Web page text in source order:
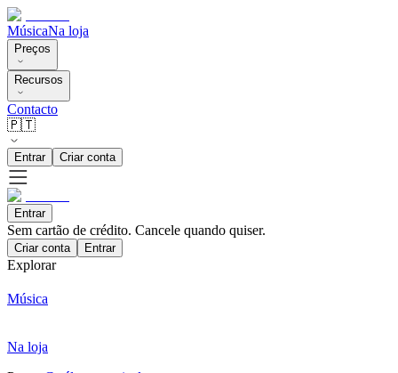
MúsicaNa loja
Preços
Recursos
Contacto
🇵🇹
Entrar Criar conta
Entrar
Sem cartão de crédito. Cancele quando quiser.
Criar conta Entrar
Explorar
Música
Na loja